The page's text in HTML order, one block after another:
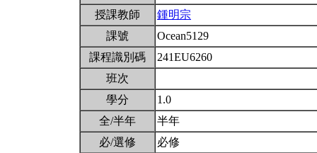
授課教師
鍾明宗
課號
Ocean5129
課程識別碼
241EU6260
班次
學分
1.0
全/半年
半年
必/選修
必修